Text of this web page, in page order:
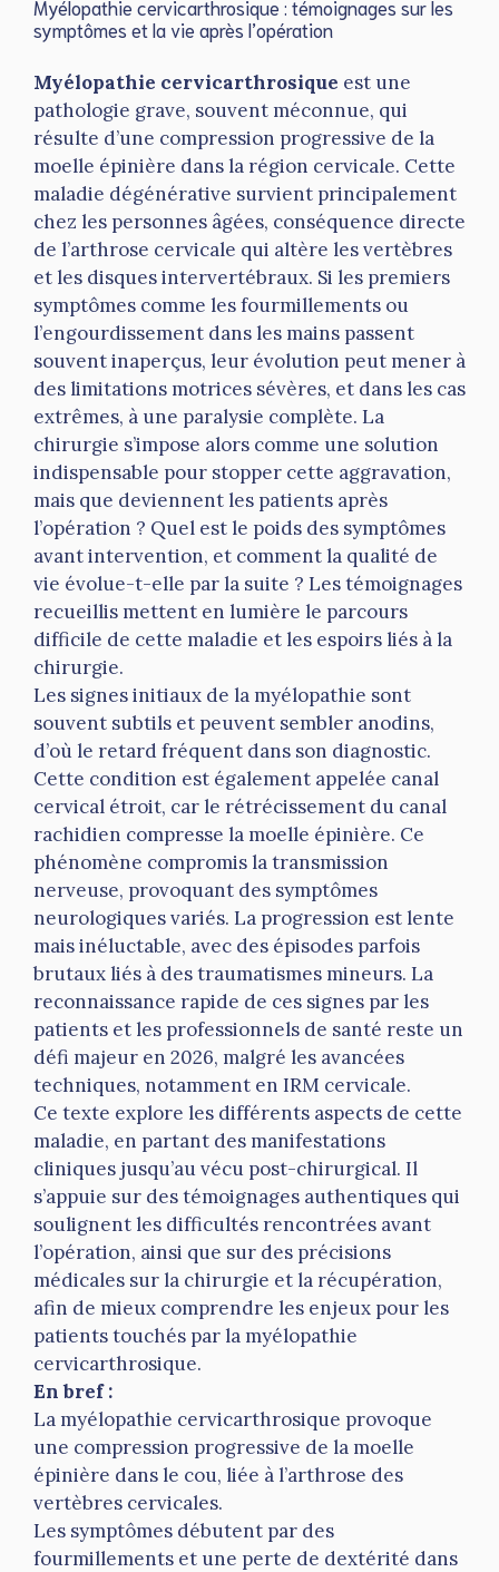
Myélopathie cervicarthrosique : témoignages sur les
symptômes et la vie après l’opération
Myélopathie cervicarthrosique est une
pathologie grave, souvent méconnue, qui
résulte d’une compression progressive de la
moelle épinière dans la région cervicale. Cette
maladie dégénérative survient principalement
chez les personnes âgées, conséquence directe
de l’arthrose cervicale qui altère les vertèbres
et les disques intervertébraux. Si les premiers
symptômes comme les fourmillements ou
l’engourdissement dans les mains passent
souvent inaperçus, leur évolution peut mener à
des limitations motrices sévères, et dans les cas
extrêmes, à une paralysie complète. La
chirurgie s’impose alors comme une solution
indispensable pour stopper cette aggravation,
mais que deviennent les patients après
l’opération ? Quel est le poids des symptômes
avant intervention, et comment la qualité de
vie évolue-t-elle par la suite ? Les témoignages
recueillis mettent en lumière le parcours
difficile de cette maladie et les espoirs liés à la
chirurgie.
Les signes initiaux de la myélopathie sont
souvent subtils et peuvent sembler anodins,
d’où le retard fréquent dans son diagnostic.
Cette condition est également appelée canal
cervical étroit, car le rétrécissement du canal
rachidien compresse la moelle épinière. Ce
phénomène compromis la transmission
nerveuse, provoquant des symptômes
neurologiques variés. La progression est lente
mais inéluctable, avec des épisodes parfois
brutaux liés à des traumatismes mineurs. La
reconnaissance rapide de ces signes par les
patients et les professionnels de santé reste un
défi majeur en 2026, malgré les avancées
techniques, notamment en IRM cervicale.
Ce texte explore les différents aspects de cette
maladie, en partant des manifestations
cliniques jusqu’au vécu post-chirurgical. Il
s’appuie sur des témoignages authentiques qui
soulignent les difficultés rencontrées avant
l’opération, ainsi que sur des précisions
médicales sur la chirurgie et la récupération,
afin de mieux comprendre les enjeux pour les
patients touchés par la myélopathie
cervicarthrosique.
En bref :
La myélopathie cervicarthrosique provoque
une compression progressive de la moelle
épinière dans le cou, liée à l’arthrose des
vertèbres cervicales.
Les symptômes débutent par des
fourmillements et une perte de dextérité dans